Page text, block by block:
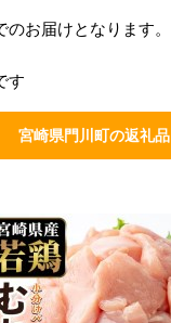
お届けとなります。
す
宮崎県門川町の返礼品